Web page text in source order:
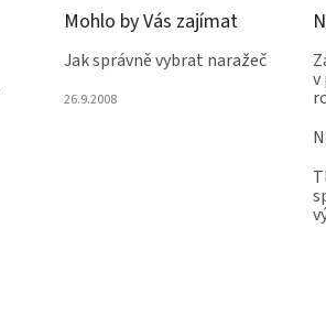
Mohlo by Vás zajímat
Jak správně vybrat naražeč
26.9.2008
v